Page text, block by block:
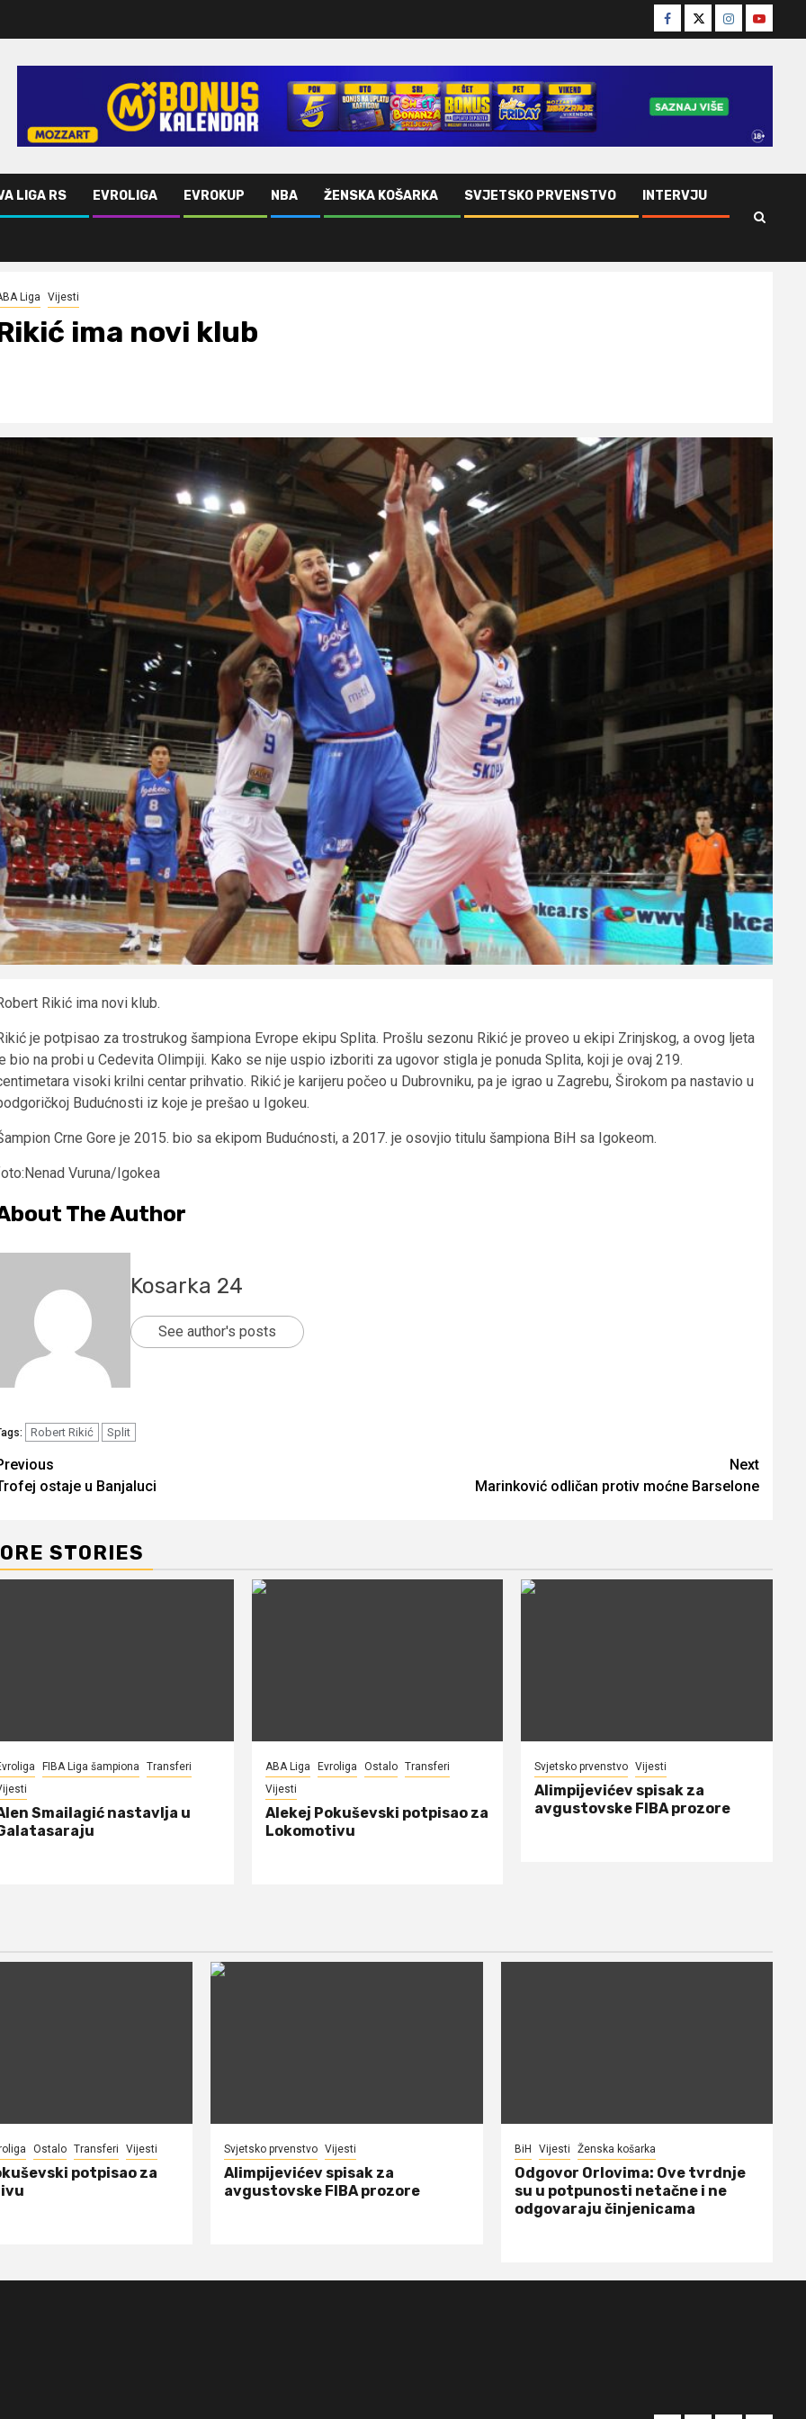
Facebook
TwitterInstagram
Youtube
LIGA RS EVROLIGA EVROKUP NBA ŽENSKA KOŠARKA SVJETSKO PRVENSTVO INTERVJU
Liga Vijesti
ima novi klub
Rikić ima novi klub.
je potpisao za trostrukog šampiona Evrope ekipu Splita. Prošlu sezonu Rikić je proveo u ekipi Zrinjskog, a ovog ljeta
bio na probi u Cedevita Olimpiji. Kako se nije uspio izboriti za ugovor stigla je ponuda Splita, koji je ovaj 219.
visoki krilni centar prihvatio. Rikić je karijeru počeo u Dubrovniku, pa je igrao u Zagrebu, Širokom pa nastavio u
Budućnosti iz koje je prešao u Igokeu.
Crne Gore je 2015. bio sa ekipom Budućnosti, a 2017. je osovjio titulu šampiona BiH sa Igokeom.
Vuruna/Igokea
The Author
Kosarka 24
See author's posts
Robert Rikić Split
ostaje u Banjaluci
Next
Marinković odličan protiv moćne Barselone
STORIES
FIBA Liga šampiona
Transferi
Smailagić nastavlja u
ABA Liga Evroliga Ostalo Transferi
Vijesti
Alekej Pokuševski potpisao za
Lokomotivu
Svjetsko prvenstvo Vijesti
Alimpijevićev spisak za
avgustovske FIBA prozore
Ostalo Transferi Vijesti
potpisao za
Svjetsko prvenstvo Vijesti
Alimpijevićev spisak za
avgustovske FIBA prozore
BiH Vijesti Ženska košarka
Odgovor Orlovima: ​Ove tvrdnje
su u potpunosti netačne i ne
odgovaraju činjenicama